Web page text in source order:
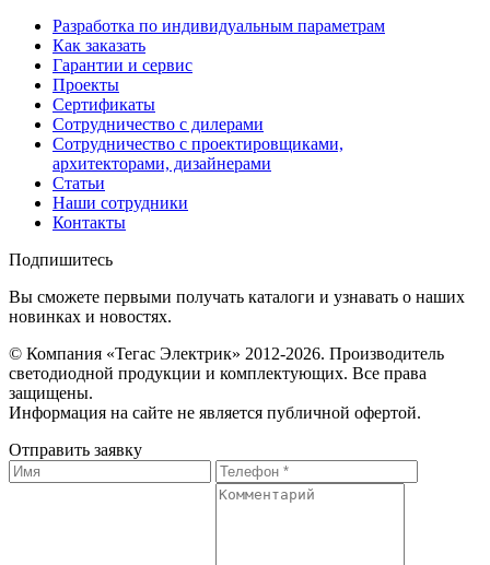
Разработка по индивидуальным параметрам
Как заказать
Гарантии и сервис
Проекты
Сертификаты
Сотрудничество с дилерами
Сотрудничество с проектировщиками,
архитекторами, дизайнерами
Статьи
Наши сотрудники
Контакты
Подпишитесь
Вы сможете первыми получать каталоги и узнавать о наших
новинках и новостях.
© Компания «Тегас Электрик» 2012-2026. Производитель
светодиодной продукции и комплектующих. Все права
защищены.
Информация на сайте не является публичной офертой.
Отправить заявку